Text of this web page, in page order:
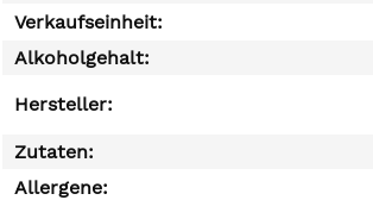
Verkaufseinheit:
Alkoholgehalt:
Hersteller:
Zutaten:
Allergene: